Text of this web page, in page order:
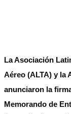
La Asociación
Aéreo (ALTA) y la
anunciaron la
Memorando de